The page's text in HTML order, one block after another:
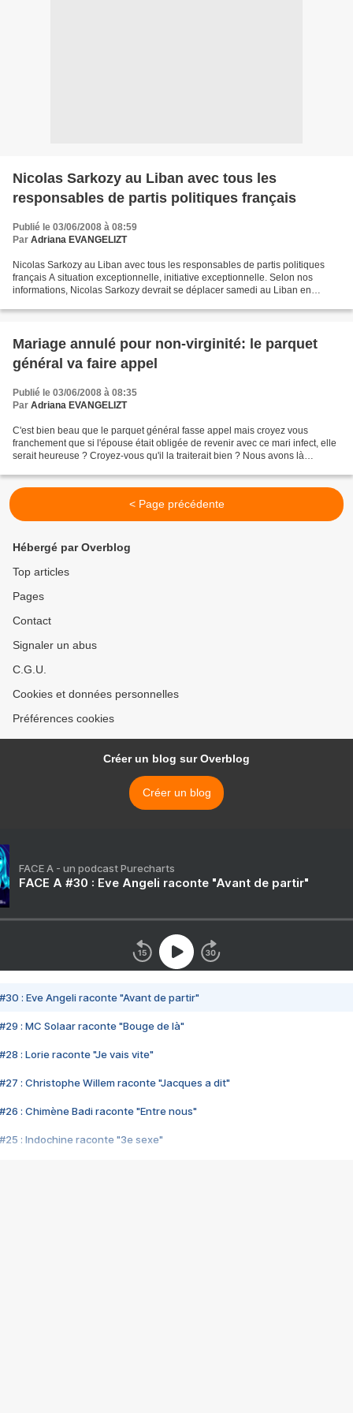
Nicolas Sarkozy au Liban avec tous les
responsables de partis politiques français
Publié le 03/06/2008 à 08:59
Par Adriana EVANGELIZT
Nicolas Sarkozy au Liban avec tous les responsables de partis politiques
français A situation exceptionnelle, initiative exceptionnelle. Selon nos
informations, Nicolas Sarkozy devrait se déplacer samedi au Liban en
Mariage annulé pour non-virginité: le parquet
général va faire appel
Publié le 03/06/2008 à 08:35
Par Adriana EVANGELIZT
C'est bien beau que le parquet général fasse appel mais croyez vous
franchement que si l'épouse était obligée de revenir avec ce mari infect, elle
serait heureuse ? Croyez-vous qu'il la traiterait bien ? Nous avons là
< Page précédente
Hébergé par Overblog
Top articles
Pages
Contact
Signaler un abus
C.G.U.
Cookies et données personnelles
Préférences cookies
Créer un blog sur Overblog
Créer un blog
FACE A - un podcast Purecharts
FACE A #30 : Eve Angeli raconte "Avant de partir"
#30 : Eve Angeli raconte "Avant de partir"
#29 : MC Solaar raconte "Bouge de là"
#28 : Lorie raconte "Je vais vite"
#27 : Christophe Willem raconte "Jacques a dit"
#26 : Chimène Badi raconte "Entre nous"
#25 : Indochine raconte "3e sexe"